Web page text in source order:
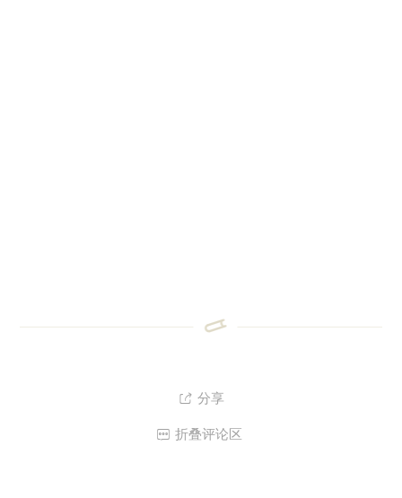
 分享
 折叠评论区